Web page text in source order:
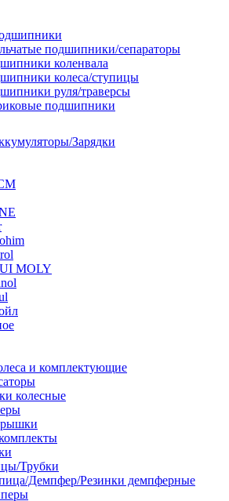
подшипники/сепараторы
коленвала
колеса/ступицы
руля/траверсы
подшипники
Зарядки
MOLY
и комплектующие
колесные
Трубки
Демпфер/Резинки демпферные